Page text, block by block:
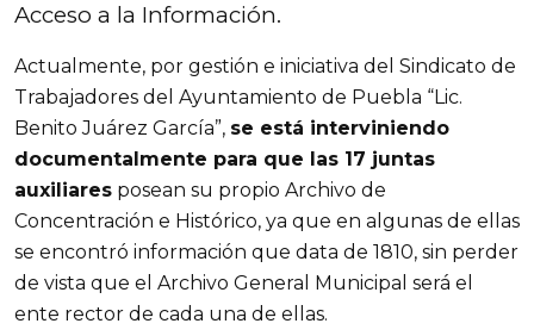
Acceso a la Información.
Actualmente, por gestión e iniciativa del Sindicato de
Trabajadores del Ayuntamiento de Puebla “Lic.
Benito Juárez García”, se está interviniendo
documentalmente para que las 17 juntas
auxiliares posean su propio Archivo de
Concentración e Histórico, ya que en algunas de ellas
se encontró información que data de 1810, sin perder
de vista que el Archivo General Municipal será el
ente rector de cada una de ellas.